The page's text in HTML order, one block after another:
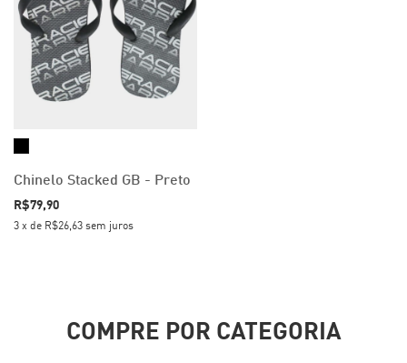
Chinelo Stacked GB - Preto
R$79,90
3 x de R$26,63 sem juros
COMPRE POR CATEGORIA